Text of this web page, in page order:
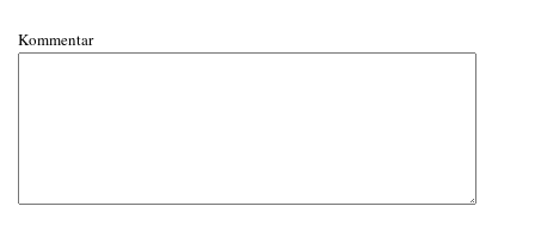
Kommentar